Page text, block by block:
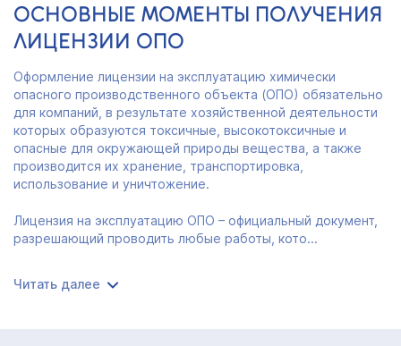
ОСНОВНЫЕ МОМЕНТЫ ПОЛУЧЕНИЯ
ЛИЦЕНЗИИ ОПО
Оформление лицензии на эксплуатацию химически
опасного производственного объекта (ОПО) обязательно
для компаний, в результате хозяйственной деятельности
которых образуются токсичные, высокотоксичные и
опасные для окружающей природы вещества, а также
производится их хранение, транспортировка,
использование и уничтожение.
Лицензия на эксплуатацию ОПО – официальный документ,
разрешающий проводить любые работы, кото...
Читать далее